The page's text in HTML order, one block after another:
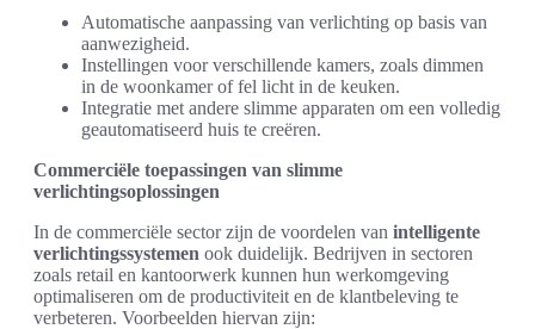
Automatische aanpassing van verlichting op basis van
aanwezigheid.
Instellingen voor verschillende kamers, zoals dimmen
in de woonkamer of fel licht in de keuken.
Integratie met andere slimme apparaten om een volledig
geautomatiseerd huis te creëren.
Commerciële toepassingen van slimme
verlichtingsoplossingen
In de commerciële sector zijn de voordelen van intelligente
verlichtingssystemen ook duidelijk. Bedrijven in sectoren
zoals retail en kantoorwerk kunnen hun werkomgeving
optimaliseren om de productiviteit en de klantbeleving te
verbeteren. Voorbeelden hiervan zijn: